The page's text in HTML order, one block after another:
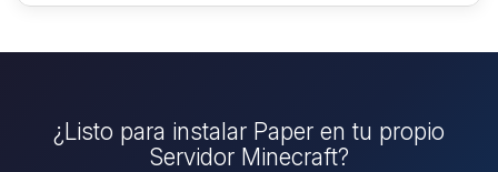
¿Listo para instalar Paper en tu propio
Servidor Minecraft?